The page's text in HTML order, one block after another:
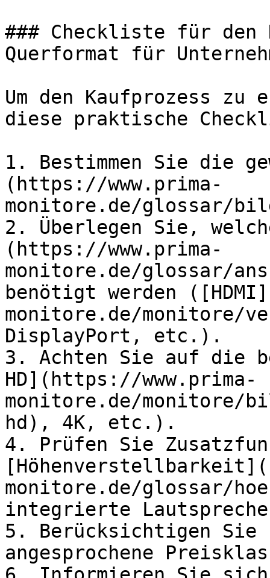
### Checkliste für den
Querformat für
Um den Kaufprozess
diese praktische
1. Bestimmen Sie die
(https://www.prima-
monitore.de/glossar/
2. Überlegen Sie,
(https://www.prima-
monitore.de/glossar/
benötigt werden
monitore.de/monitore/
DisplayPort, etc.).
3. Achten Sie auf die
HD](https://www.prima-
monitore.de/monitore/
hd), 4K, etc.).
4. Prüfen Sie
monitore.de/glossar/
integrierte
5. Berücksichtigen Sie
angesprochene